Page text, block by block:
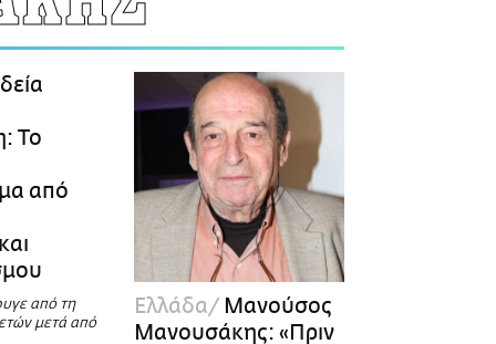
Ζώδια
Οι Αθηναίοι
Lgbtqi+
To
από
από τη
μετά από
Ελλάδα Μανούσος
Μανουσάκης: «Πριν